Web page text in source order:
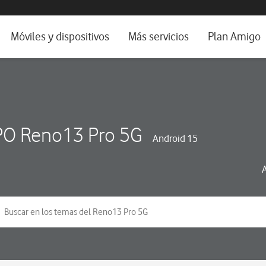
e idioma
Móviles y dispositivos Más servicios Plan Amigo
Reno13 Pro 5G Android 15